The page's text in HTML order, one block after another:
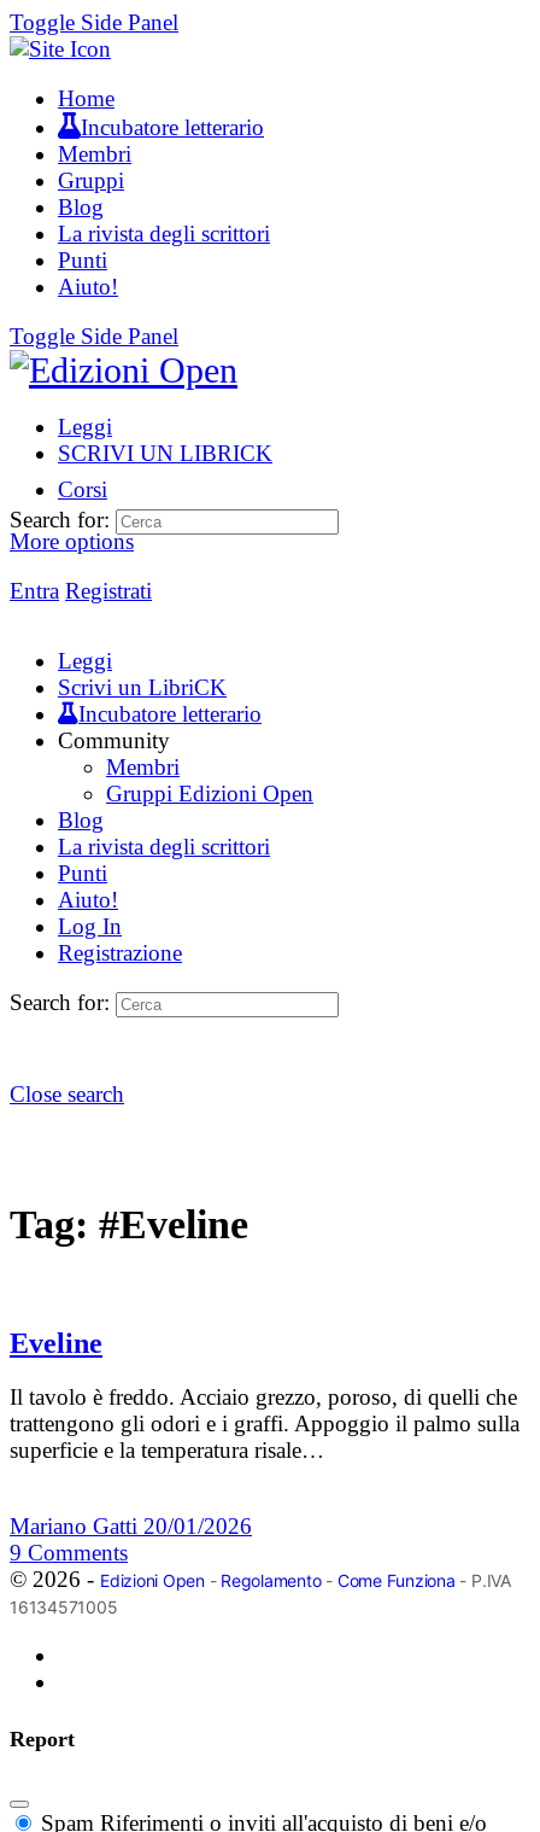
Toggle Side Panel
Home
Incubatore letterario
Membri
Gruppi
Blog
La rivista degli scrittori
Punti
Aiuto!
Toggle Side Panel
Leggi
SCRIVI UN LIBRICK
Corsi
More options
Entra Registrati
Search for:
Leggi
Scrivi un LibriCK
Incubatore letterario
Community
Membri
Gruppi Edizioni Open
Blog
La rivista degli scrittori
Punti
Aiuto!
Log In
Registrazione
Search for:
Close search
Tag: #Eveline
Eveline
Il tavolo è freddo. Acciaio grezzo, poroso, di quelli che
trattengono gli odori e i graffi. Appoggio il palmo sulla
superficie e la temperatura risale…
Mariano Gatti 20/01/2026
9 Comments
© 2026 - Edizioni Open- Regolamento- Come Funziona - P.IVA
16134571005
Report
Spam Riferimenti o inviti all'acquisto di beni e/o